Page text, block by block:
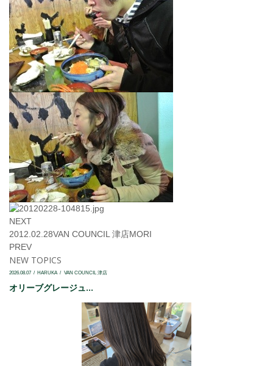
NEXT
2012.02.28VAN COUNCIL 津店MORI
PREV
NEW TOPICS
2026.08.07 HARUKA VAN COUNCIL 津店
オリーブグレージュ...